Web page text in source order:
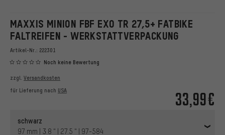
MAXXIS MINION FBF EXO TR 27,5+ FATBIKE
FALTREIFEN - WERKSTATTVERPACKUNG
Artikel-Nr.: 222301
Noch keine Bewertung
33,99€
zzgl. Versandkosten
für Lieferung nach USA
schwarz
97 mm | 3.8 " | 27.5 " | 97-584